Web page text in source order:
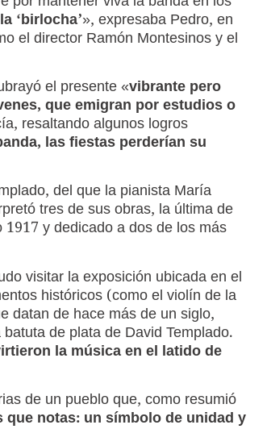
‘birlocha’», expresaba Pedro, en
el director Ramón Montesinos y el
el presente «vibrante pero
que emigran por estudios o
resaltando algunos logros
las fiestas perderían su
del que la pianista María
tres de sus obras, la última de
y dedicado a dos de los más
visitar la exposición ubicada en el
históricos (como el violín de la
datan de hace más de un siglo,
de plata de David Templado.
la música en el latido de
de un pueblo que, como resumió
notas: un símbolo de unidad y